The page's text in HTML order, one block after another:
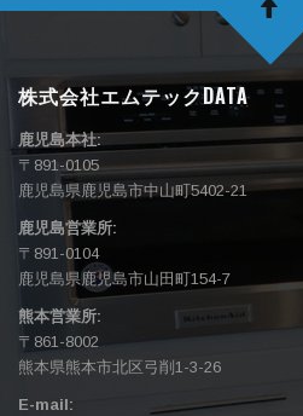
株式会社エムテックDATA
鹿児島本社:
〒891-0105
鹿児島県鹿児島市中山町5402-21
鹿児島営業所:
〒891-0104
鹿児島県鹿児島市山田町154-7
熊本営業所:
〒861-8002
熊本県熊本市北区弓削1-3-26
E-mail: